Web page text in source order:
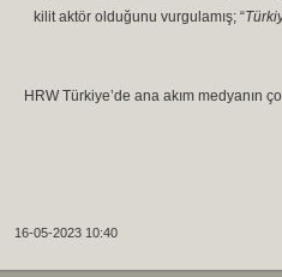
kilit aktör olduğunu vurgulamış; “
HRW Türkiye’de ana akım medyanın
16-05-2023 10:40